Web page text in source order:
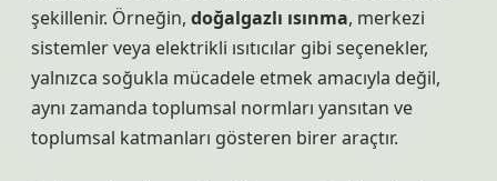
şekillenir. Örneğin, doğalgazlı ısınma, merkezi
sistemler veya elektrikli ısıtıcılar gibi seçenekler,
yalnızca soğukla mücadele etmek amacıyla değil,
aynı zamanda toplumsal normları yansıtan ve
toplumsal katmanları gösteren birer araçtır.